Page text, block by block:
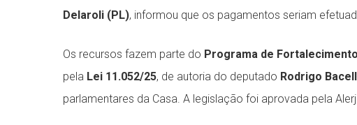
Delaroli (PL), informou que os pagamentos seriam
Os recursos fazem parte do Programa de
pela Lei 11.052/25, de autoria do deputado Rodrigo
parlamentares da Casa. A legislação foi aprovada pela